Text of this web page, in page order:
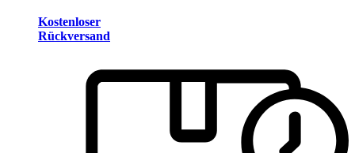
Kostenloser
Rückversand